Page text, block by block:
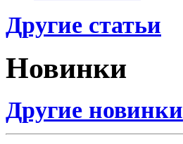
Другие статьи
Новинки
Другие новинки